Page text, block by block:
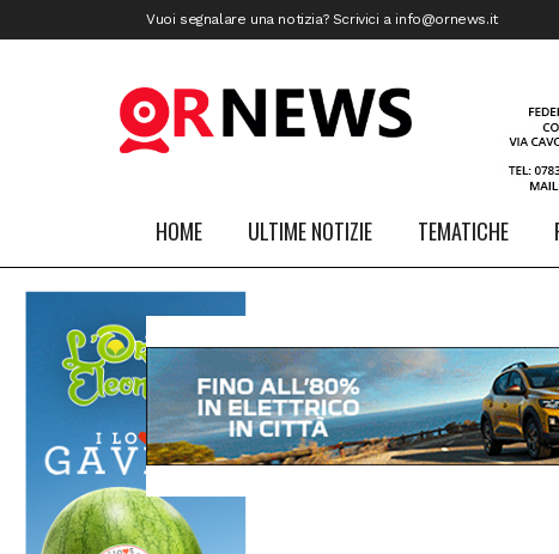
Vuoi segnalare una notizia? Scrivici a info@ornews.it
HOME ULTIME NOTIZIE TEMATICHE